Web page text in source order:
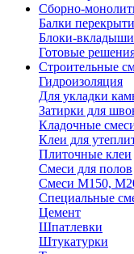
Сборно-
Балки
Блоки-вкладыши
Готовые
Строительные
Гидроизоляция
Для укладки
Затирки для
Кладочные
Клеи для
Плиточные клеи
Смеси для полов
Смеси М150,
Специальные
Цемент
Шпатлевки
Штукатурки